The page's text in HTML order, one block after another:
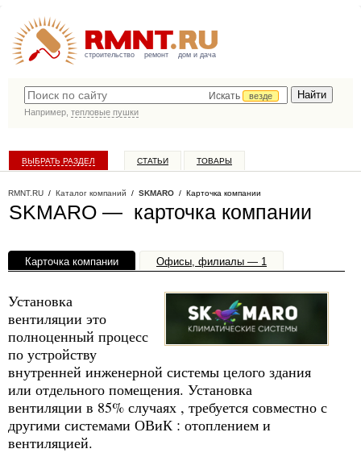
строительство ремонт дом и дача
Искать
везде
Например, тепловые пушки
ВЫБРАТЬ РАЗДЕЛ СТАТЬИ ТОВАРЫ
RMNT.RU / Каталог компаний / SKMARO / Карточка компании
SKMARO — карточка компании
Карточка компании Офисы, филиалы — 1
Установка
вентиляции это
полноценный процесс
по устройству
внутренней инженерной системы целого здания
или отдельного помещения. Установка
вентиляции в 85% случаях , требуется совместно с
другими системами ОВиК : отоплением и
вентиляцией.